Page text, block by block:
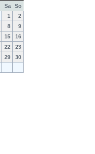
Sa
So
1
2
8
9
15
16
22
23
29
30